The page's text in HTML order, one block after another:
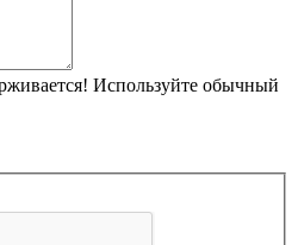
Используйте обычный